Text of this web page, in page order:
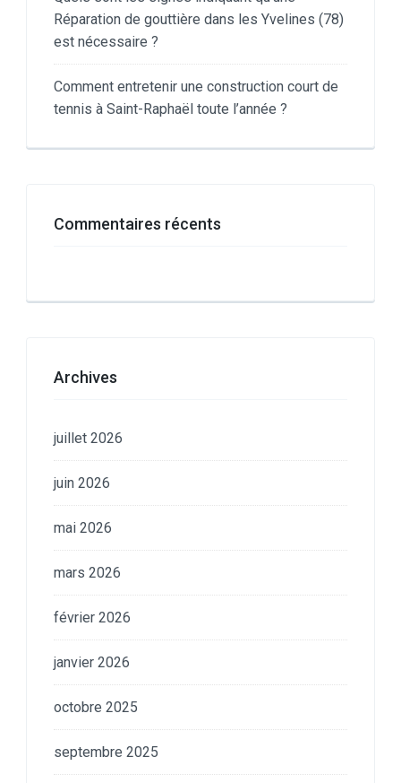
Réparation de gouttière dans les Yvelines (78)
est nécessaire ?
Comment entretenir une construction court de
tennis à Saint-Raphaël toute l’année ?
Commentaires récents
Archives
juillet 2026
juin 2026
mai 2026
mars 2026
février 2026
janvier 2026
octobre 2025
septembre 2025